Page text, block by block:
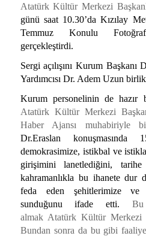
Atatürk Kültür Merkezi
günü saat 10.30’da Kızılay
Temmuz Konulu
gerçekleştirdi.
Sergi açılışını Kurum
Yardımcısı Dr. Adem Uzun
Kurum personelinin de hazır
Atatürk Kültür Merkezi
Haber Ajansı muhabiriyle
Dr.Eraslan konuşmasında
demokrasimize, istikbal ve
girişimini lanetlediğini, tarihe
kahramanlıkla bu ihanete dur
feda eden şehitlerimize ve
sunduğunu ifade etti. Bu
almak Atatürk Kültür Merkezi
Bundan sonra da bu gibi